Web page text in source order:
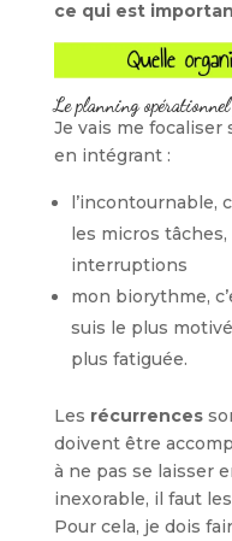
ce qui est
Le planning opérationnel
Je vais me focaliser
en intégrant :
l’incontournable,
les micros
interruptions
mon biorythme,
suis le plus
plus fatiguée.
Les récurrences
doivent être
à ne pas se laisser
inexorable, il faut
Pour cela, je dois